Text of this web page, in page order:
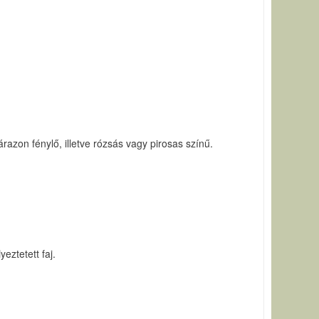
fénylő, illetve rózsás vagy pirosas színű.
faj.